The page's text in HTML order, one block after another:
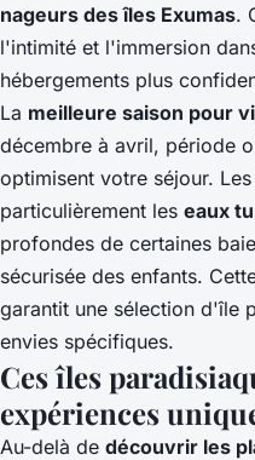
nageurs des îles Exumas.
l'intimité et l'immersion
hébergements plus
La meilleure saison pour
décembre à avril, période
optimisent votre séjour.
particulièrement les eaux
profondes de certaines
sécurisée des enfants.
garantit une sélection d'île
envies spécifiques.
Ces îles
expériences
Au-delà de découvrir les